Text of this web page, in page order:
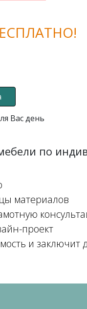
Вас день
по
материалов
проект
и заключит